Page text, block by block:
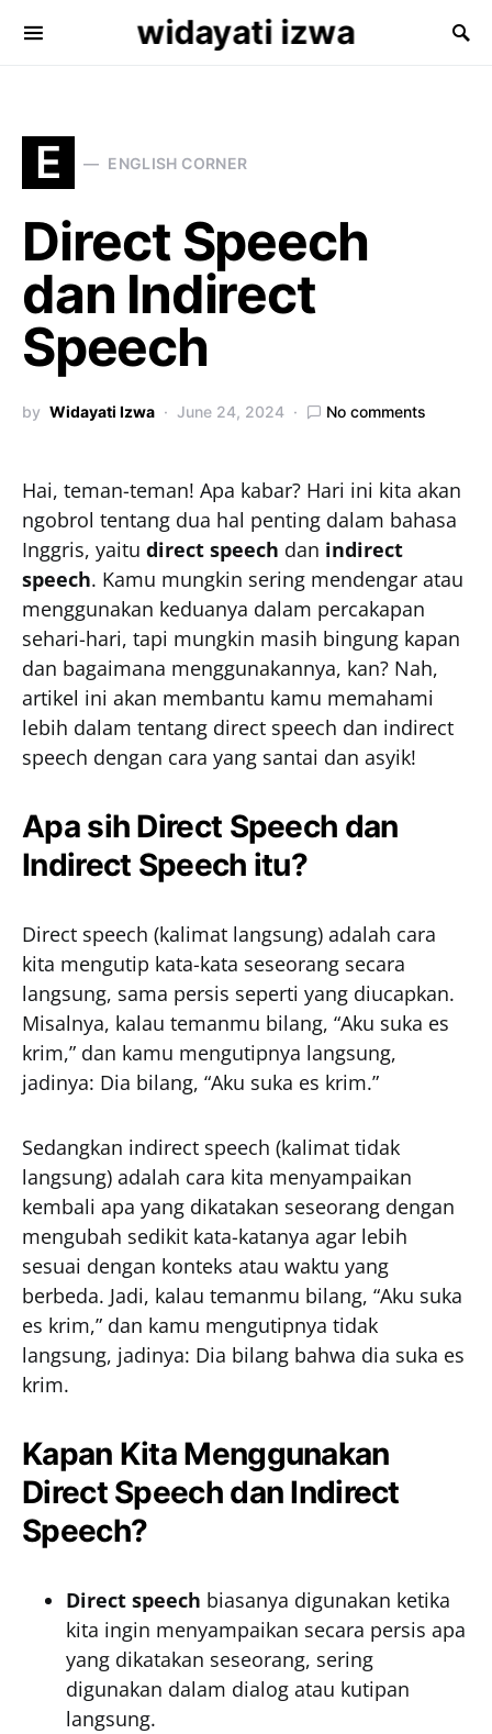
widayati izwa
Search for:
E ENGLISH CORNER
Direct Speech
dan Indirect
Speech
by Widayati Izwa June 24, 2024 No comments
Hai, teman-teman! Apa kabar? Hari ini kita akan
ngobrol tentang dua hal penting dalam bahasa
Inggris, yaitu direct speech dan indirect
speech. Kamu mungkin sering mendengar atau
menggunakan keduanya dalam percakapan
sehari-hari, tapi mungkin masih bingung kapan
dan bagaimana menggunakannya, kan? Nah,
artikel ini akan membantu kamu memahami
lebih dalam tentang direct speech dan indirect
speech dengan cara yang santai dan asyik!
Apa sih Direct Speech dan
Indirect Speech itu?
Direct speech (kalimat langsung) adalah cara
kita mengutip kata-kata seseorang secara
langsung, sama persis seperti yang diucapkan.
Misalnya, kalau temanmu bilang, “Aku suka es
krim,” dan kamu mengutipnya langsung,
jadinya: Dia bilang, “Aku suka es krim.”
Sedangkan indirect speech (kalimat tidak
langsung) adalah cara kita menyampaikan
kembali apa yang dikatakan seseorang dengan
mengubah sedikit kata-katanya agar lebih
sesuai dengan konteks atau waktu yang
berbeda. Jadi, kalau temanmu bilang, “Aku suka
es krim,” dan kamu mengutipnya tidak
langsung, jadinya: Dia bilang bahwa dia suka es
krim.
Kapan Kita Menggunakan
Direct Speech dan Indirect
Speech?
Direct speech biasanya digunakan ketika
kita ingin menyampaikan secara persis apa
yang dikatakan seseorang, sering
digunakan dalam dialog atau kutipan
langsung.